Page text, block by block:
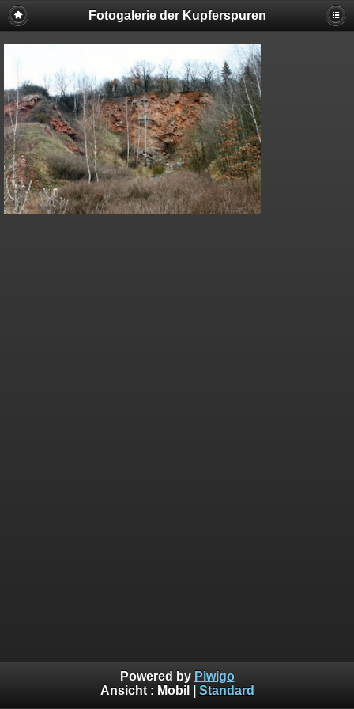
Fotogalerie der Kupferspuren
Powered by Piwigo
Ansicht : Mobil Standard